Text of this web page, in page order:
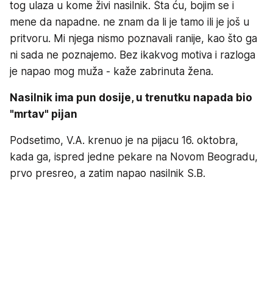
tog ulaza u kome živi nasilnik. Šta ću, bojim se i
mene da napadne. ne znam da li je tamo ili je još u
pritvoru. Mi njega nismo poznavali ranije, kao što ga
ni sada ne poznajemo. Bez ikakvog motiva i razloga
je napao mog muža - kaže zabrinuta žena.
Nasilnik ima pun dosije, u trenutku napada bio
"mrtav" pijan
Podsetimo, V.A. krenuo je na pijacu 16. oktobra,
kada ga, ispred jedne pekare na Novom Beogradu,
prvo presreo, a zatim napao nasilnik S.B.